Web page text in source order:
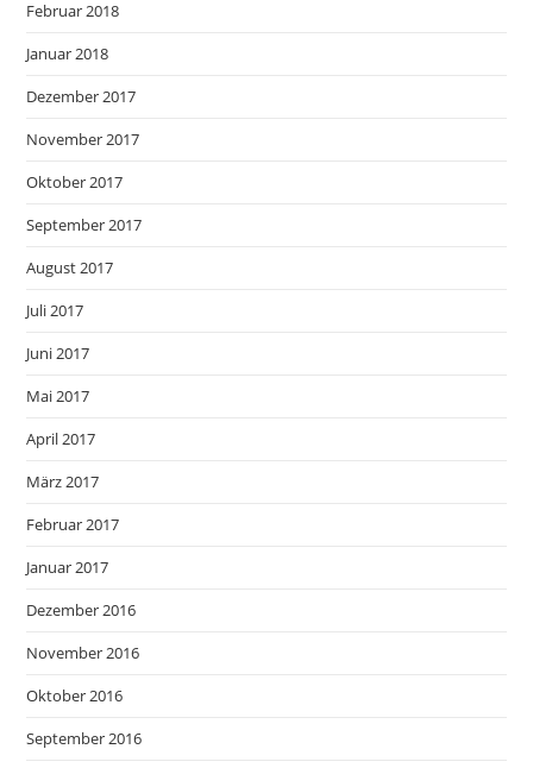
Februar 2018
Januar 2018
Dezember 2017
November 2017
Oktober 2017
September 2017
August 2017
Juli 2017
Juni 2017
Mai 2017
April 2017
März 2017
Februar 2017
Januar 2017
Dezember 2016
November 2016
Oktober 2016
September 2016